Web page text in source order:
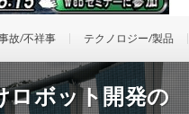
故/不祥事 テクノロジー/製品
ロボット開発の